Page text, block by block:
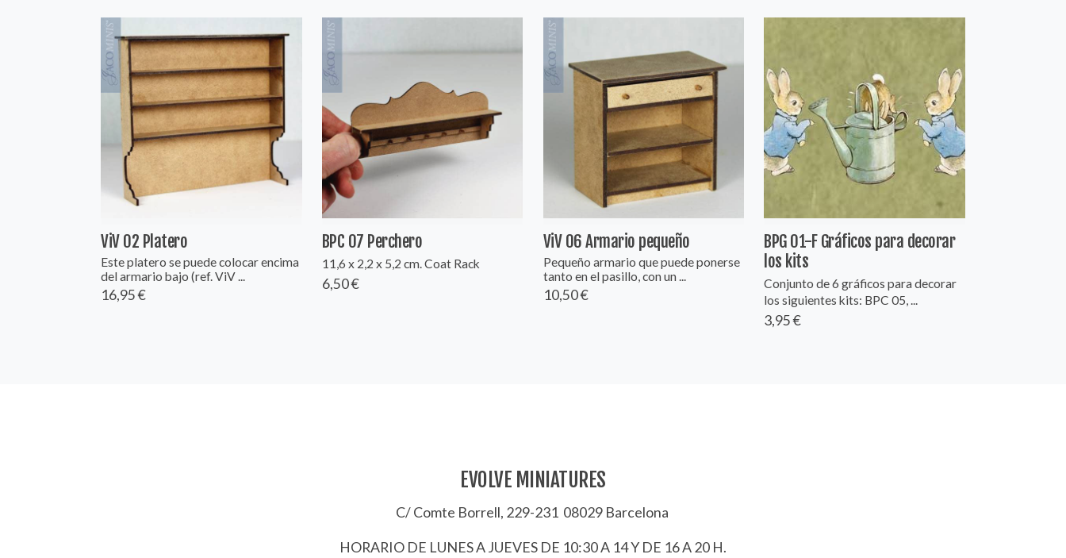
ViV 02 Platero
Este platero se puede colocar encima
del armario bajo (ref. ViV ...
16,95 €
BPC 07 Perchero
11,6 x 2,2 x 5,2 cm. Coat Rack
6,50 €
ViV 06 Armario pequeño
Pequeño armario que puede ponerse
tanto en el pasillo, con un ...
10,50 €
BPG 01-F Gráficos para decorar
los kits
Conjunto de 6 gráficos para decorar
los siguientes kits: BPC 05, ...
3,95 €
EVOLVE MINIATURES
C/ Comte Borrell, 229-231 08029 Barcelona
HORARIO DE LUNES A JUEVES DE 10:30 A 14 Y DE 16 A 20 H.